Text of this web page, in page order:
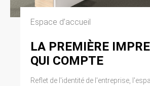
Espace d’accueil
LA PREMIÈRE
QUI COMPTE
Reflet de l'identité de l'entreprise,